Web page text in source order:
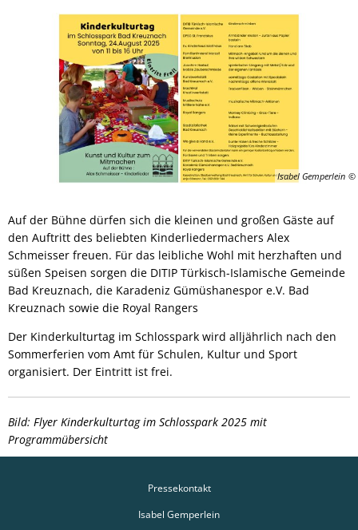
Isabel Gemperlein
Auf der Bühne dürfen sich die kleinen und großen Gäste auf
den Auftritt des beliebten Kinderliedermachers Alex
Schmeisser freuen. Für das leibliche Wohl mit herzhaften und
süßen Speisen sorgen die DITIP Türkisch-Islamische Gemeinde
Bad Kreuznach, die Karadeniz Gümüshanespor e.V. Bad
Kreuznach sowie die Royal Rangers
Der Kinderkulturtag im Schlosspark wird alljährlich nach den
Sommerferien vom Amt für Schulen, Kultur und Sport
organisiert. Der Eintritt ist frei.
Bild: Flyer Kinderkulturtag im Schlosspark 2025 mit
Programmübersicht
Pressekontakt
Isabel Gemperlein